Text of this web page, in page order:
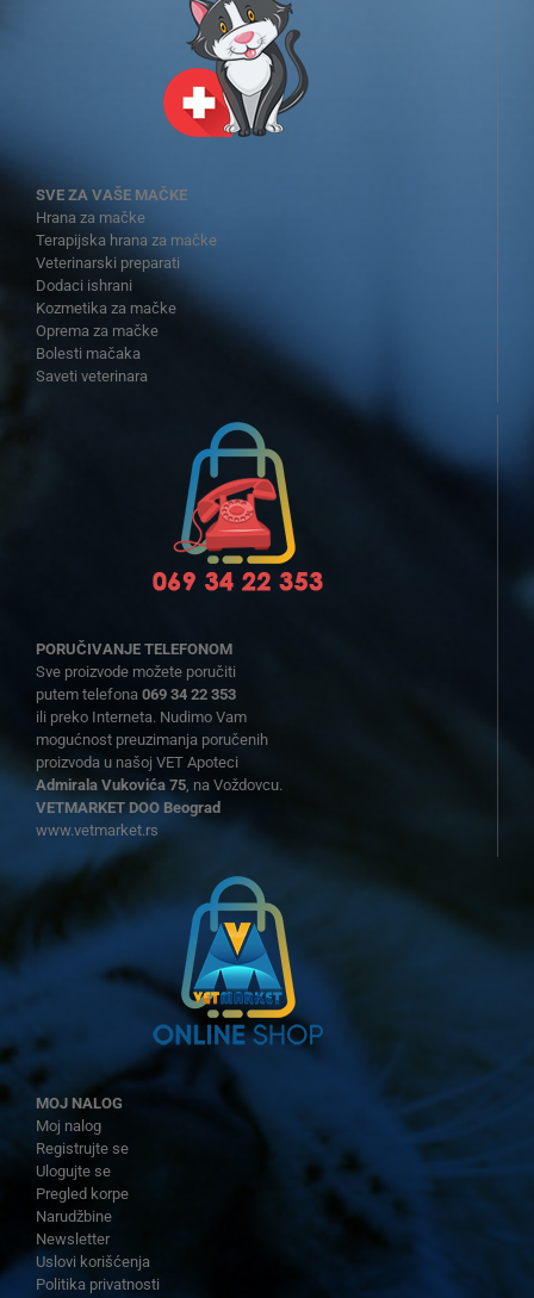
SVE ZA VAŠE MAČKE
Hrana za mačke
Terapijska hrana za mačke
Veterinarski preparati
Dodaci ishrani
Kozmetika za mačke
Oprema za mačke
Bolesti mačaka
Saveti veterinara
PORUČIVANJE TELEFONOM
Sve proizvode možete poručiti
putem telefona 069 34 22 353
ili preko Interneta. Nudimo Vam
mogućnost preuzimanja poručenih
proizvoda u našoj VET Apoteci
Admirala Vukovića 75, na Voždovcu.
VETMARKET DOO Beograd
www.vetmarket.rs
MOJ NALOG
Moj nalog
Registrujte se
Ulogujte se
Pregled korpe
Narudžbine
Newsletter
Uslovi korišćenja
Politika privatnosti